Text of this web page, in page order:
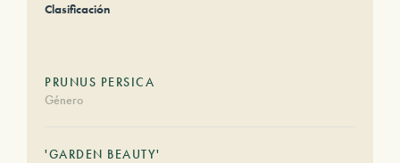
Clasificación
PRUNUS PERSICA
Género
'GARDEN BEAUTY'